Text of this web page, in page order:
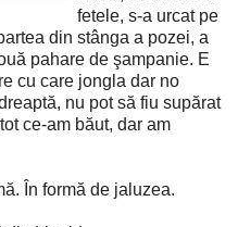
fetele, s-a urcat pe
din stânga a pozei, a
pahare de şampanie. E
cu care jongla dar no
nu pot să fiu supărat
ce-am băut, dar am
În formă de jaluzea.